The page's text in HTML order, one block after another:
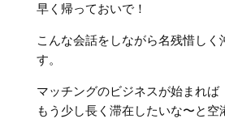
早く帰っておいで！
こんな会話をしながら名残惜しく
す。
マッチングのビジネスが始まれば
もう少し長く滞在したいな〜と空